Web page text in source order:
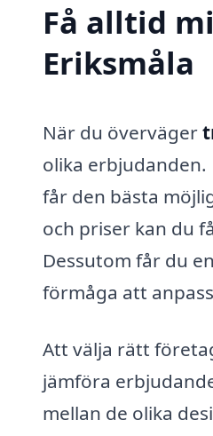
Få alltid
Eriksmåla
När du överväger
olika
får den bästa
och priser kan du
Dessutom får du
förmåga att
Att välja rätt
jämföra
mellan de olika